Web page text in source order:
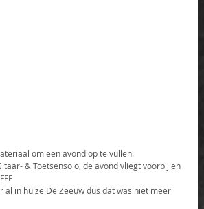
om een avond op te vullen.
& Toetsensolo, de avond vliegt voorbij en
al in huize De Zeeuw dus dat was niet meer